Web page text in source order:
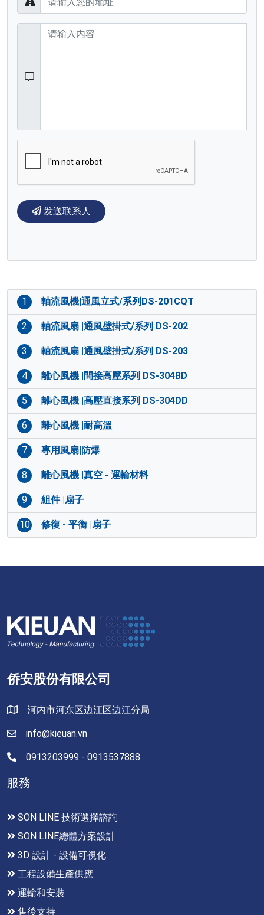
发送联系人
1 軸流風機|通風立式/系列DS-201CQT
2 軸流風扇 |通風壁掛式/系列 DS-202
3 軸流風扇 |通風壁掛式/系列 DS-203
4 離心風機 |間接高壓系列 DS-304BD
5 離心風機 |高壓直接系列 DS-304DD
6 離心風機 |耐高溫
7 專用風扇|防爆
8 離心風機 |真空 - 運輸材料
9 組件 |扇子
10 修復 - 平衡 |扇子
侨安股份有限公司
河内市河东区边江区边江分局
info@kieuan.vn
0913203999 - 0913537888
服務
SON LINE 技術選擇諮詢
SON LINE總體方案設計
3D 設計 - 設備可視化
工程設備生產供應
運輸和安裝
售後支持